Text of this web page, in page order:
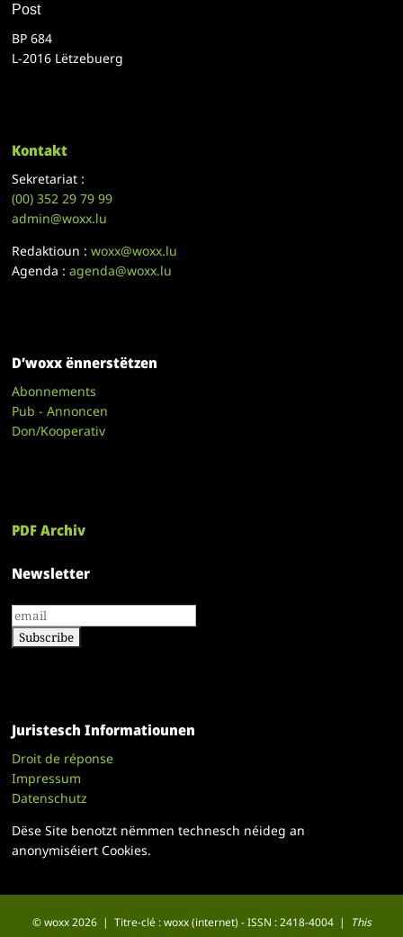
Post
BP 684
L-2016 Lëtzebuerg
Kontakt
Sekretariat :
(00)352 29 79 99
admin@woxx.lu
Redaktioun :woxx@woxx.lu
Agenda :agenda@woxx.lu
D’woxx ënnerstëtzen
Abonnements
Pub - Annoncen
Don/Kooperativ
PDF Archiv
Newsletter
Juristesch Informatiounen
Droit de réponse
Impressum
Datenschutz
Dëse Site benotzt nëmmen technesch néideg an
anonymiséiert Cookies.
© woxx 2026 | Titre-clé : woxx (internet) - ISSN : 2418-4004 |
This